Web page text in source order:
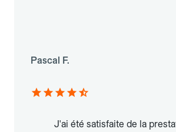
Pascal F.
J'ai été satisfaite de la